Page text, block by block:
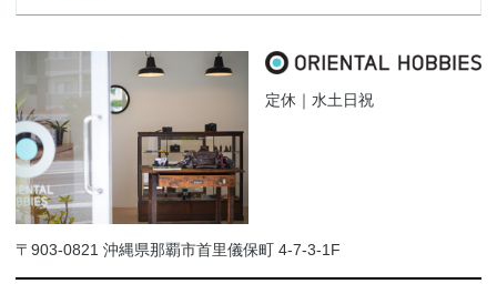
定休｜水土日祝
〒903-0821 沖縄県那覇市首里儀保町 4-7-3-1F